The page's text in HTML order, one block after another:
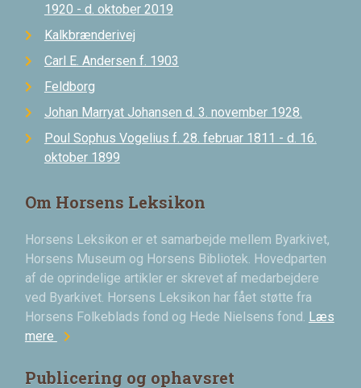
1920 - d. oktober 2019
Kalkbrænderivej
Carl E. Andersen f. 1903
Feldborg
Johan Marryat Johansen d. 3. november 1928.
Poul Sophus Vogelius f. 28. februar 1811 - d. 16.
oktober 1899
Om Horsens Leksikon
Horsens Leksikon er et samarbejde mellem Byarkivet,
Horsens Museum og Horsens Bibliotek. Hovedparten
af de oprindelige artikler er skrevet af medarbejdere
ved Byarkivet. Horsens Leksikon har fået støtte fra
Horsens Folkeblads fond og Hede Nielsens fond. Læs
mere chevron_right
Publicering og ophavsret